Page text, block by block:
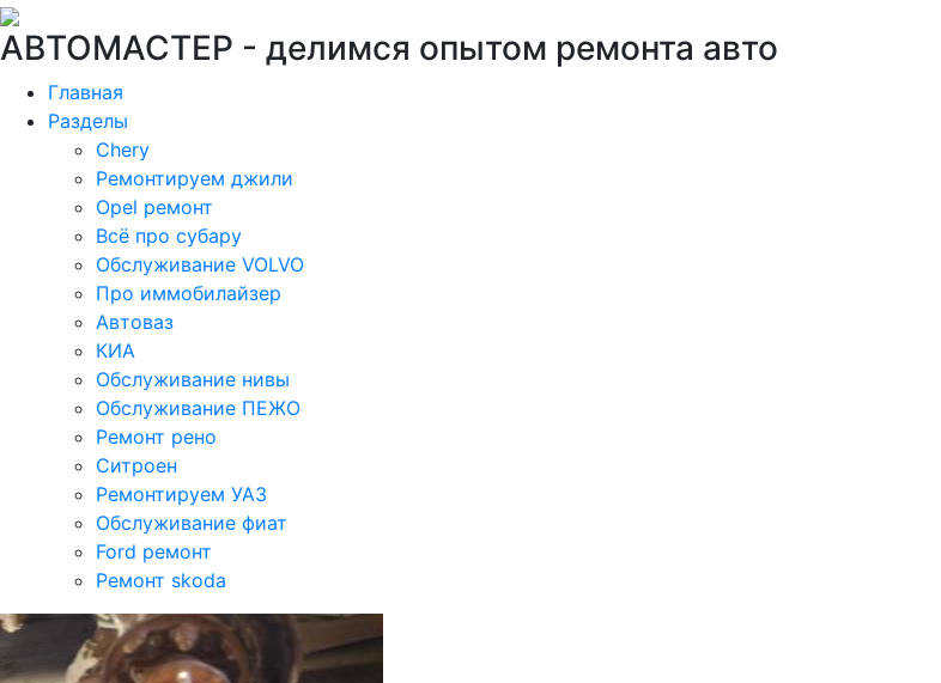
АВТОМАСТЕР - делимся опытом ремонта авто
Главная
Разделы
Chery
Ремонтируем джили
Opel ремонт
Всё про субару
Обслуживание VOLVO
Про иммобилайзер
Автоваз
КИА
Обслуживание нивы
Обслуживание ПЕЖО
Ремонт рено
Ситроен
Ремонтируем УАЗ
Обслуживание фиат
Ford ремонт
Ремонт skoda